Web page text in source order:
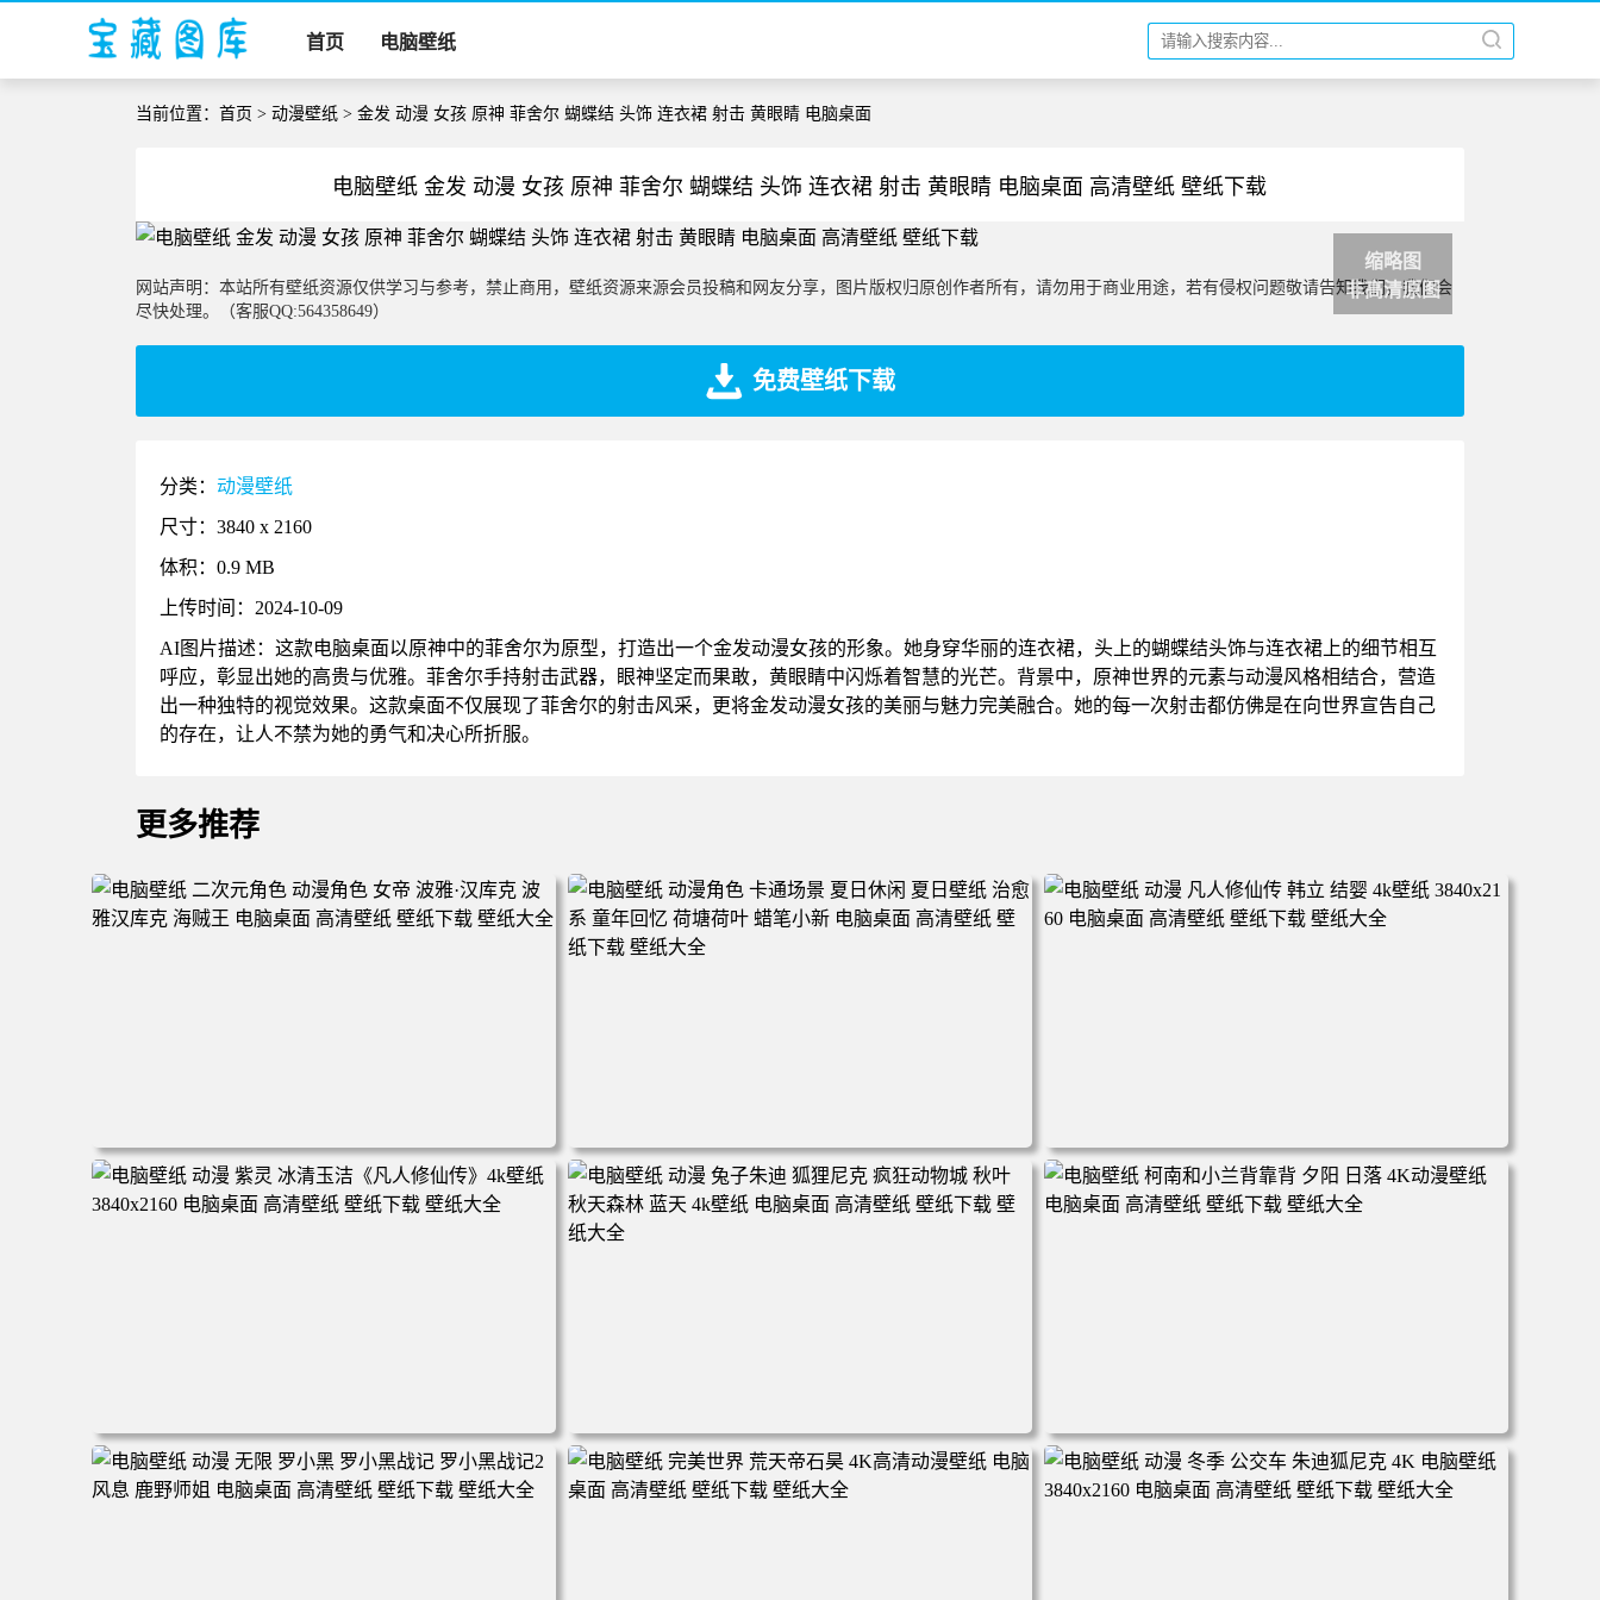
首页 电脑壁纸
当前位置：首页 >动漫壁纸 > 金发 动漫 女孩 原神 菲舍尔 蝴蝶结 头饰 连衣裙 射击 黄眼睛 电脑桌面
电脑壁纸 金发 动漫 女孩 原神 菲舍尔 蝴蝶结 头饰 连衣裙 射击 黄眼睛 电脑桌面 高清壁纸 壁纸下载
缩略图
非高清原图
网站声明：本站所有壁纸资源仅供学习与参考，禁止商用，壁纸资源来源会员投稿和网友分享，图片版权归原创作者所有，请勿用于商业用途，若有侵权问题敬请告知我们，我们会
尽快处理。（客服QQ:564358649）
免费壁纸下载
分类：动漫壁纸
尺寸：3840 x 2160
体积：0.9 MB
上传时间：2024-10-09
AI图片描述：这款电脑桌面以原神中的菲舍尔为原型，打造出一个金发动漫女孩的形象。她身穿华丽的连衣裙，头上的蝴蝶结头饰与连衣裙上的细节相互
呼应，彰显出她的高贵与优雅。菲舍尔手持射击武器，眼神坚定而果敢，黄眼睛中闪烁着智慧的光芒。背景中，原神世界的元素与动漫风格相结合，营造
出一种独特的视觉效果。这款桌面不仅展现了菲舍尔的射击风采，更将金发动漫女孩的美丽与魅力完美融合。她的每一次射击都仿佛是在向世界宣告自己
的存在，让人不禁为她的勇气和决心所折服。
更多推荐
电脑壁纸 二次元角色 动漫角色 女帝 波雅·汉库克 波雅汉库
克 海贼王 电脑桌面 高清壁纸 壁纸下载 壁纸大全
电脑壁纸 动漫角色 卡通场景 夏日休闲 夏日壁纸 治愈系 童
年回忆 荷塘荷叶 蜡笔小新 电脑桌面 高清壁纸 壁纸下载 壁
纸大全
电脑壁纸 动漫 凡人修仙传 韩立 结婴 4k壁纸 3840x2160 电
脑桌面 高清壁纸 壁纸下载 壁纸大全
电脑壁纸 动漫 紫灵 冰清玉洁《凡人修仙传》4k壁纸 3840x2
160 电脑桌面 高清壁纸 壁纸下载 壁纸大全
电脑壁纸 动漫 兔子朱迪 狐狸尼克 疯狂动物城 秋叶 秋天森
林 蓝天 4k壁纸 电脑桌面 高清壁纸 壁纸下载 壁纸大全
电脑壁纸 柯南和小兰背靠背 夕阳 日落 4K动漫壁纸 电脑桌
面 高清壁纸 壁纸下载 壁纸大全